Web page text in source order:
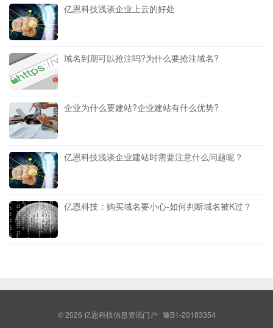
亿恩科技浅谈企业上云的好处
域名到期可以抢注吗?为什么要抢注域名?
企业为什么要建站?企业建站有什么优势?
亿恩科技浅谈企业建站时需要注意什么问题呢？
亿恩科技：购买域名要小心-如何判断域名被K过？
© 2026 亿恩科技信息资讯门户 豫B1-20183354